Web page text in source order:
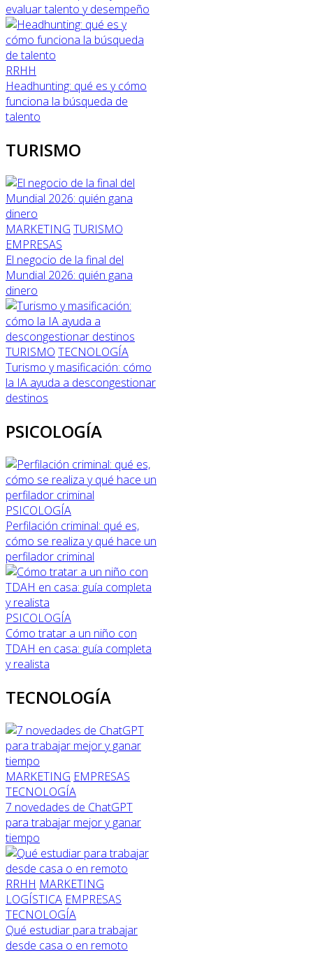
evaluar talento y desempeño
RRHH
Headhunting: qué es y cómo
funciona la búsqueda de
talento
TURISMO
MARKETING TURISMO
EMPRESAS
El negocio de la final del
Mundial 2026: quién gana
dinero
TURISMO TECNOLOGÍA
Turismo y masificación: cómo
la IA ayuda a descongestionar
destinos
PSICOLOGÍA
PSICOLOGÍA
Perfilación criminal: qué es,
cómo se realiza y qué hace un
perfilador criminal
PSICOLOGÍA
Cómo tratar a un niño con
TDAH en casa: guía completa
y realista
TECNOLOGÍA
MARKETING EMPRESAS
TECNOLOGÍA
7 novedades de ChatGPT
para trabajar mejor y ganar
tiempo
RRHH MARKETING
LOGÍSTICA EMPRESAS
TECNOLOGÍA
Qué estudiar para trabajar
desde casa o en remoto